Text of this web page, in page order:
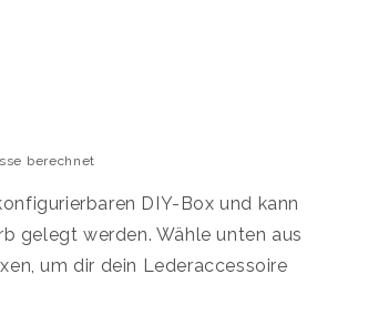
berechnet
DIY-Box und kann
gelegt werden. Wähle unten aus
um dir dein Lederaccessoire